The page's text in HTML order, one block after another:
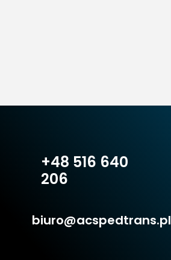
+48 516 640
206
biuro@acspedtrans.pl